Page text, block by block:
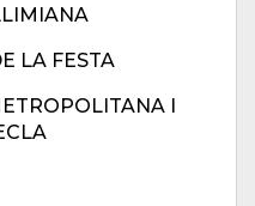
LA FESTA
I